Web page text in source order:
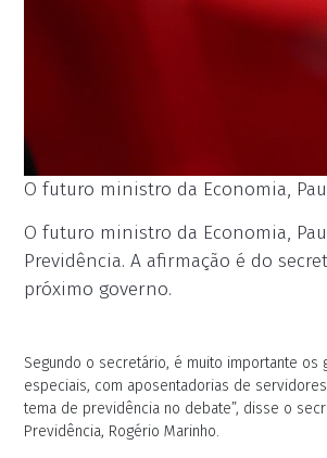
O futuro ministro da Economia,
O futuro ministro da Economia,
Previdência. A afirmação é do
próximo governo.
Segundo o secretário, é muito importante
especiais, com aposentadorias de
tema de previdência no debate”, disse o
Previdência, Rogério Marinho.